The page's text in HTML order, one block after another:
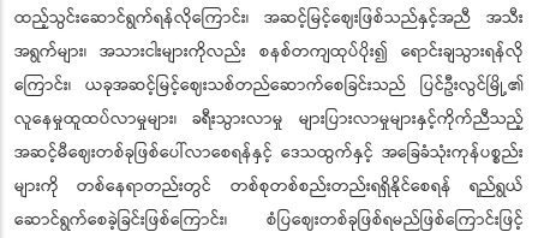
ထည့်သွင်းဆောင်ရွက်ရန်လိုကြောင်း၊ အဆင့်မြင့်ဈေးဖြစ်သည်နှင့်အညီ အသီး
အရွက်များ၊ အသားငါးများကိုလည်း စနစ်တကျထုပ်ပိုး၍ ရောင်းချသွားရန်လို
ကြောင်း၊ ယခုအဆင့်မြင့်ဈေးသစ်တည်ဆောက်စေခြင်းသည် ပြင်ဦးလွင်မြို့၏
လူနေမှုထူထပ်လာမှုများ၊ ခရီးသွားလာမှု များပြားလာမှုများနှင့်ကိုက်ညီသည့်
အဆင့်မီဈေးတစ်ခုဖြစ်ပေါ်လာစေရန်နှင့် ဒေသထွက်နှင့် အခြေခံသုံးကုန်ပစ္စည်း
များကို တစ်နေရာတည်းတွင် တစ်စုတစ်စည်းတည်းရရှိနိုင်စေရန် ရည်ရွယ်
ဆောင်ရွက်စေခဲ့ခြင်းဖြစ်ကြောင်း၊ စံပြဈေးတစ်ခုဖြစ်ရမည်ဖြစ်ကြောင်းဖြင့်